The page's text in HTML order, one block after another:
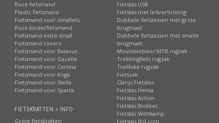
Roze fietsmand
Plastic fietsmand
Fietsmand voor omafiets
Roze kinderfietsmand
Fietsmand extra small
Fietsmand covers
Fietsmand voor Batavus
Fietsmand voor Gazelle
Fietsmand voor Cortina
Fietsmand voor Koga
Fietsmand voor Stella
Fietsmand voor Sparta
FIETSKRATTEN > INFO
Grote fietskratten
Fietstas USB
Fietstas met ledverlichting
Dubbele fietstassen met grote
brugmaat
Dubbele fietstassen met smalle
brugmaat
Mountainbike/ MTB rugzak
Trekkingfiets rugzak
Trailbike rugzak
Fietszak
Clarijs Fietstas
Fietstas Hema
Fietstas Action
Fietstas Blokker
Fietstas Wehkamp
Fietstas Bol.com